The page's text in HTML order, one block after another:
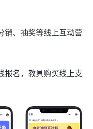
、抽奖等线上互动营
名，教具购买线上支